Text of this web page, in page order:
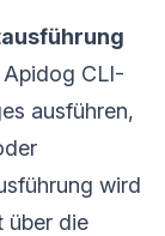
Apidog CLI-
ausführen,
wird
über die